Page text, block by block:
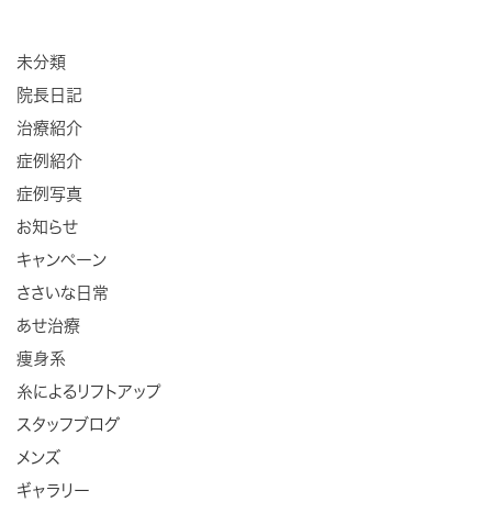
未分類
院長日記
治療紹介
症例紹介
症例写真
お知らせ
キャンペーン
ささいな日常
あせ治療
痩身系
糸によるリフトアップ
スタッフブログ
メンズ
ギャラリー